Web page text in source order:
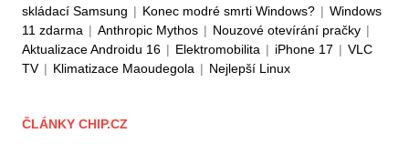
skládací Samsung | Konec modré smrti Windows? | Windows
11 zdarma | Anthropic Mythos | Nouzové otevírání pračky |
Aktualizace Androidu 16 | Elektromobilita | iPhone 17 | VLC
TV | Klimatizace Maoudegola | Nejlepší Linux
ČLÁNKY CHIP.CZ